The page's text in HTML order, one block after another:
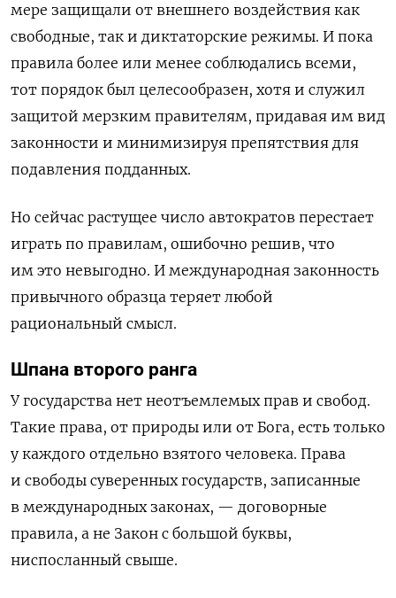
мере защищали от внешнего воздействия как
свободные, так и диктаторские режимы. И пока
правила более или менее соблюдались всеми,
тот порядок был целесообразен, хотя и служил
защитой мерзким правителям, придавая им вид
законности и минимизируя препятствия для
подавления подданных.
Но сейчас растущее число автократов перестает
играть по правилам, ошибочно решив, что
им это невыгодно. И международная законность
привычного образца теряет любой
рациональный смысл.
Шпана второго ранга
У государства нет неотъемлемых прав и свобод.
Такие права, от природы или от Бога, есть только
у каждого отдельно взятого человека. Права
и свободы суверенных государств, записанные
в международных законах, — договорные
правила, а не Закон с большой буквы,
ниспосланный свыше.